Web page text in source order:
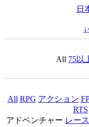
日
All 75以
All RPG アクション
RTS
アドベンチャー レース